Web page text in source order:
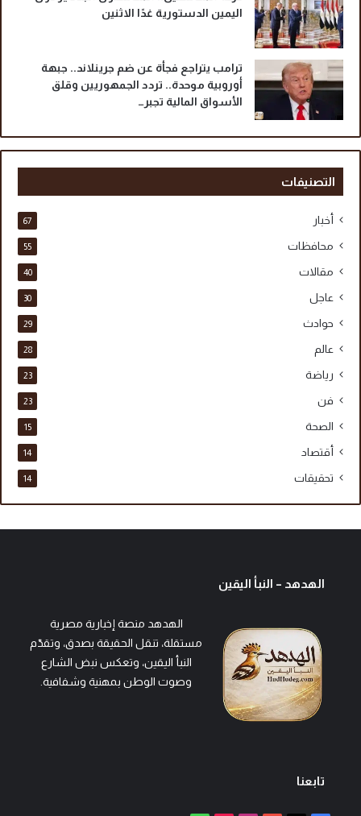
اليمين الدستورية غدًا الاثنين
ترامب يتراجع فجأة عن ضم جرينلاند.. جبهة
أوروبية موحدة.. تردد الجمهوريين وقلق
الأسواق المالية تجبر…
التصنيفات
أخبار 67
محافظات 55
مقالات 40
عاجل 30
حوادث 29
عالم 28
رياضة 23
فن 23
الصحة 15
أقتصاد 14
تحقيقات 14
الهدهد – النبأ اليقين
الهدهد منصة إخبارية مصرية
مستقلة، تنقل الحقيقة بصدق، وتقدّم
النبأ اليقين، وتعكس نبض الشارع
وصوت الوطن بمهنية وشفافية.
تابعنا